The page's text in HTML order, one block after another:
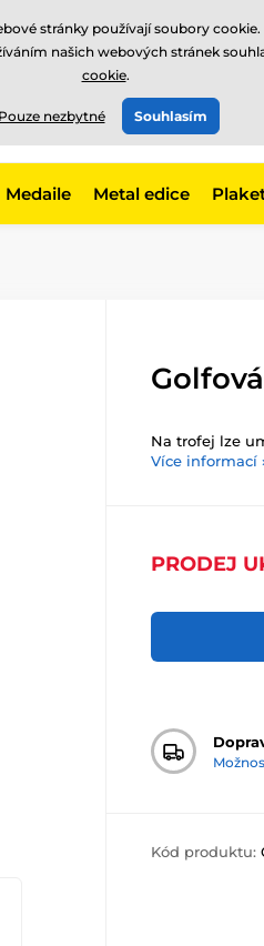
775 400 255
Zavolejte nám
Medaile Metal edice
Na trofej lze
Více informací
PRODEJ
Kód produktu:
stránky používají soubory cookie.
našich webových stránek
cookie.
Pouze nezbytné Souhlasím